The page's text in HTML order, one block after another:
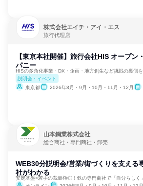
株式会社エイチ・アイ・エス
旅行代理店
【東京本社開催】旅行会社HIS オープン
パニー
HISの多角化事業・DX・企画・地方創生など挑戦の裏側
説明会・イベント
東京都
2026年8月・9月・10月・11月・12月
山本鋼業株式会社
総合商社・専門商社・卸売
WEB30分説明会/営業/街づくりを支える
社がわかる
安定基盤×若手の裁量権◎！鉄の専門商社で「自分らしく